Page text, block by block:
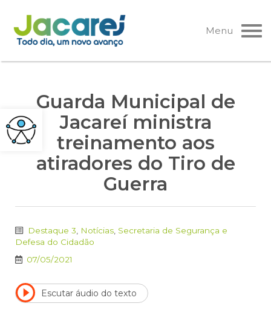
Pular
para
o
Menu
Guarda Municipal de
Jacareí ministra
treinamento aos
atiradores do Tiro de
Guerra
Destaque 3 Notícias Secretaria de Segurança e
Defesa do Cidadão
07/05/2021
Escutar áudio do texto